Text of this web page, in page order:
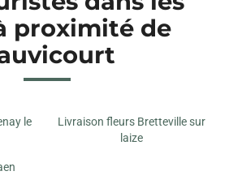
proximité de
le
Livraison fleurs Bretteville sur
laize